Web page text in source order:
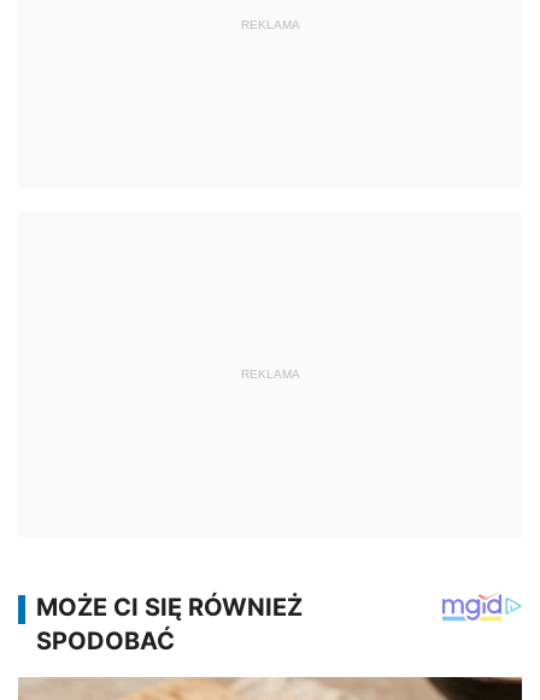
REKLAMA
REKLAMA